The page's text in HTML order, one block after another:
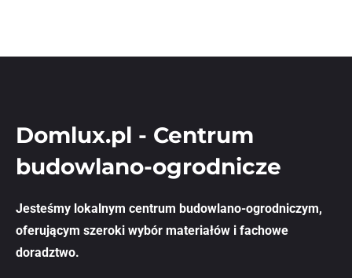
Domlux.pl - Centrum
budowlano-ogrodnicze
Jesteśmy lokalnym centrum budowlano-ogrodniczym,
oferującym szeroki wybór materiałów i fachowe
doradztwo.